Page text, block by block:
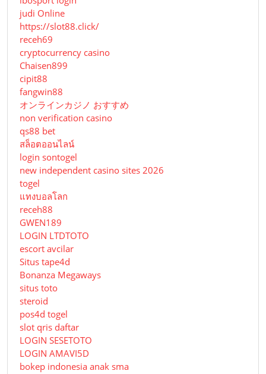
judi Online
https://slot88.click/
receh69
cryptocurrency casino
Chaisen899
cipit88
fangwin88
オンラインカジノ おすすめ
non verification casino
qs88 bet
สล็อตออนไลน์
login sontogel
new independent casino sites 2026
togel
แทงบอลโลก
receh88
GWEN189
LOGIN LTDTOTO
escort avcilar
Situs tape4d
Bonanza Megaways
situs toto
steroid
pos4d togel
slot qris daftar
LOGIN SESETOTO
LOGIN AMAVI5D
bokep indonesia anak sma